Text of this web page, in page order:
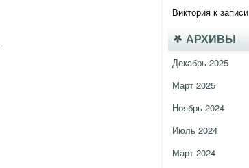
Виктория к записи
АРХИВЫ
Декабрь 2025
Март 2025
Ноябрь 2024
Июль 2024
Март 2024